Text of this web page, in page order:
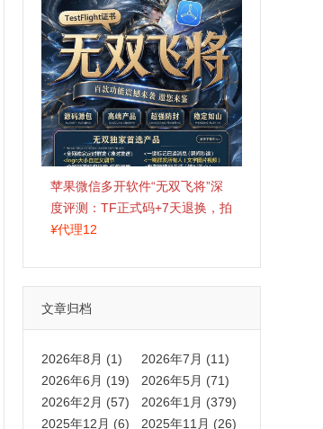
苹果微信多开软件“无双飞将”深
度评测：TF正式码+7天退换，拍
拍卡激活码商城正品保障
¥代理12
文章归档
2026年8月 (1)
2026年7月 (11)
2026年6月 (19)
2026年5月 (71)
2026年2月 (57)
2026年1月 (379)
2025年12月 (6)
2025年11月 (26)